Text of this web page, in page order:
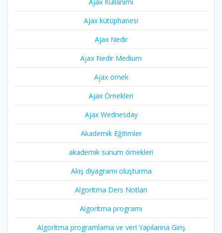
Ajax kütüphanesi
Ajax Nedir
Ajax Nedir Medium
Ajax örnek
Ajax Örnekleri
Ajax Wednesday
Akademik Eğitimler
akademik sunum örnekleri
Akış diyagramı oluşturma
Algoritma Ders Notları
Algoritma programı
Algoritma programlama ve veri Yapılarına Giriş